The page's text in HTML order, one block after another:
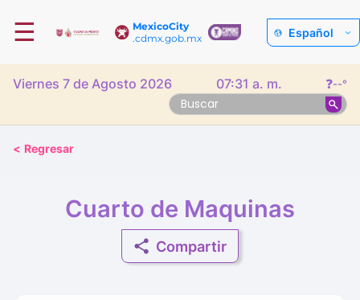
MexicoCity
.cdmx.gob.mx
☰ Español
Viernes 7 de Agosto 2026 07:31 a. m. ❓--°
< Regresar
Cuarto de Maquinas
Compartir